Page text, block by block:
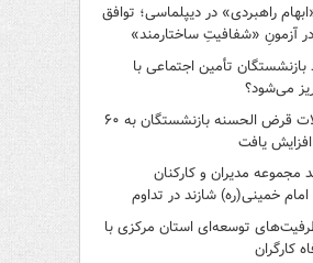
راهبردی» در دیپلماسی؛ توافق
در آزمونِ «شفافیتِ ساختارمند»
تأمین اجتماعی با
می‌شود؟
مبلغ تسهیلات قرض الحسنه بازنشستگان به ۶۰
یافت
مجموعه مدیران و کارکنان
خمینی(ره) شازند در تداوم
جنگ رمضان، شایسته قدردانی است
توسعه‌ای استان مرکزی با
کارگران